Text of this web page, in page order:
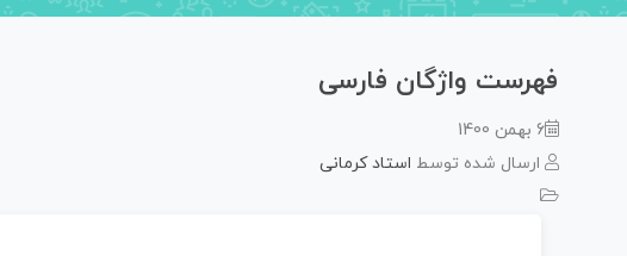
فهرست واژگان فارسی
6 بهمن 1400
ارسال شده توسط استاد کرمانی